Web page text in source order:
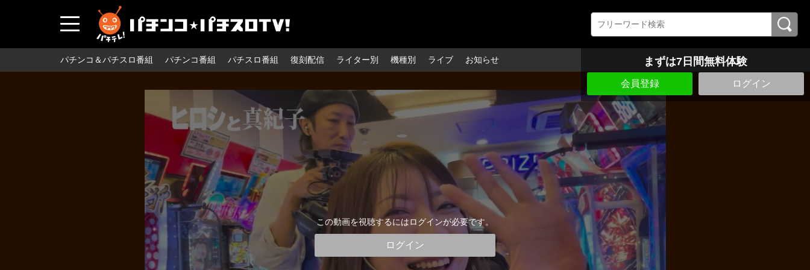
パチンコ＆パチスロ番組 パチンコ番組 パチスロ番組 復刻配信 ライター別 機種別 ライブ お知らせ まずは7日間無料体験
会員登録 ログイン
この動画を視聴するにはログインが必要です。
ログイン